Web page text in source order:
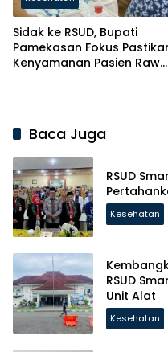
Sidak ke RSUD, Bupati
Pamekasan Fokus
Kenyamanan Pasien Rawat
Baca Juga
RSUD
Kesehatan
RSUD
Unit Alat
Kesehatan